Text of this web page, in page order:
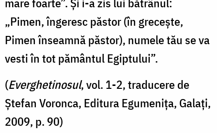
„Pimen, înge­resc păstor (în grecește,
Pimen înseamnă păstor), numele tău se va
vesti în tot pământul Egiptului”.
(Everghetinosul, vol. 1-2, traducere de
Ștefan Voronca, Editura Egumenița, Galați,
2009, p. 90)